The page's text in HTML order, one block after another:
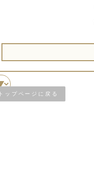
トップページに戻る